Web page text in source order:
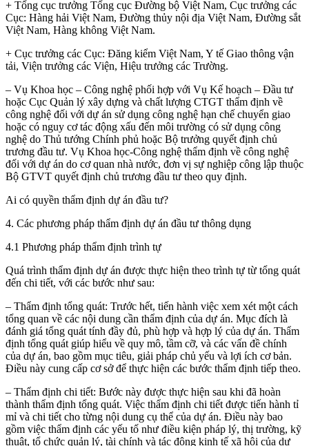
+ Tổng cục trưởng Tổng cục Đường bộ Việt Nam, Cục trưởng các
Cục: Hàng hải Việt Nam, Đường thủy nội địa Việt Nam, Đường sắt
Việt Nam, Hàng không Việt Nam.
+ Cục trưởng các Cục: Đăng kiểm Việt Nam, Y tế Giao thông vận
tải, Viện trưởng các Viện, Hiệu trưởng các Trường.
– Vụ Khoa học – Công nghệ phối hợp với Vụ Kế hoạch – Đầu tư
hoặc Cục Quản lý xây dựng và chất lượng CTGT thẩm định về
công nghệ đối với dự án sử dụng công nghệ hạn chế chuyển giao
hoặc có nguy cơ tác động xấu đến môi trường có sử dụng công
nghệ do Thủ tướng Chính phủ hoặc Bộ trưởng quyết định chủ
trương đầu tư. Vụ Khoa học-Công nghệ thẩm định về công nghệ
đối với dự án do cơ quan nhà nước, đơn vị sự nghiệp công lập thuộc
Bộ GTVT quyết định chủ trương đầu tư theo quy định.
Ai có quyền thẩm định dự án đầu tư?
4. Các phương pháp thẩm định dự án đầu tư thông dụng
4.1 Phương pháp thẩm định trình tự
Quá trình thẩm định dự án được thực hiện theo trình tự từ tổng quát
đến chi tiết, với các bước như sau:
– Thẩm định tổng quát: Trước hết, tiến hành việc xem xét một cách
tổng quan về các nội dung cần thẩm định của dự án. Mục đích là
đánh giá tổng quát tính đầy đủ, phù hợp và hợp lý của dự án. Thẩm
định tổng quát giúp hiểu về quy mô, tầm cỡ, và các vấn đề chính
của dự án, bao gồm mục tiêu, giải pháp chủ yếu và lợi ích cơ bản.
Điều này cung cấp cơ sở để thực hiện các bước thẩm định tiếp theo.
– Thẩm định chi tiết: Bước này được thực hiện sau khi đã hoàn
thành thẩm định tổng quát. Việc thẩm định chi tiết được tiến hành tỉ
mỉ và chi tiết cho từng nội dung cụ thể của dự án. Điều này bao
gồm việc thẩm định các yếu tố như điều kiện pháp lý, thị trường, kỹ
thuật, tổ chức quản lý, tài chính và tác động kinh tế xã hội của dự